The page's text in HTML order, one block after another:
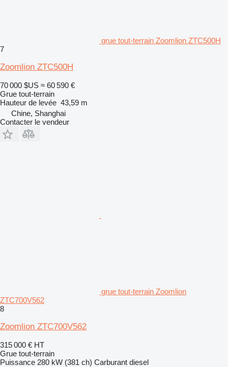
grue tout-terrain Zoomlion ZTC500H
7
Zoomlion ZTC500H
70 000 $US ≈ 60 590 €
Grue tout-terrain
Hauteur de levée 43,59 m
Chine, Shanghai
Contacter le vendeur
grue tout-terrain Zoomlion
ZTC700V562
8
Zoomlion ZTC700V562
315 000 € HT
Grue tout-terrain
Puissance 280 kW (381 ch) Carburant diesel